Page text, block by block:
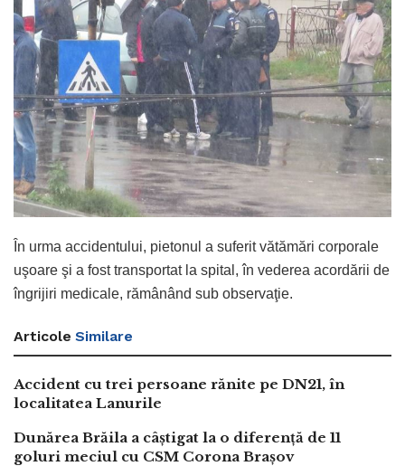
În urma accidentului, pietonul a suferit vătămări corporale
uşoare şi a fost transportat la spital, în vederea acordării de
îngrijiri medicale, rămânând sub observaţie.
Articole Similare
Accident cu trei persoane rănite pe DN21, în
localitatea Lanurile
Dunărea Brăila a câștigat la o diferență de 11
goluri meciul cu CSM Corona Brașov